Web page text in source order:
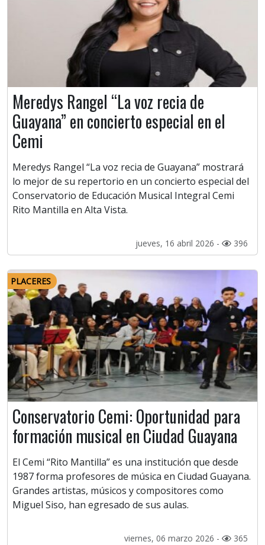
Meredys Rangel “La voz recia de
Guayana” en concierto especial en el
Cemi
Meredys Rangel “La voz recia de Guayana” mostrará
lo mejor de su repertorio en un concierto especial del
Conservatorio de Educación Musical Integral Cemi
Rito Mantilla en Alta Vista.
jueves, 16 abril 2026 - 396
PLACERES
Conservatorio Cemi: Oportunidad para
formación musical en Ciudad Guayana
El Cemi “Rito Mantilla” es una institución que desde
1987 forma profesores de música en Ciudad Guayana.
Grandes artistas, músicos y compositores como
Miguel Siso, han egresado de sus aulas.
viernes, 06 marzo 2026 - 365